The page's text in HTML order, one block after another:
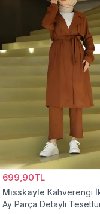
699,90TL
Misskayle Kahverengi
Ay Parça Detaylı